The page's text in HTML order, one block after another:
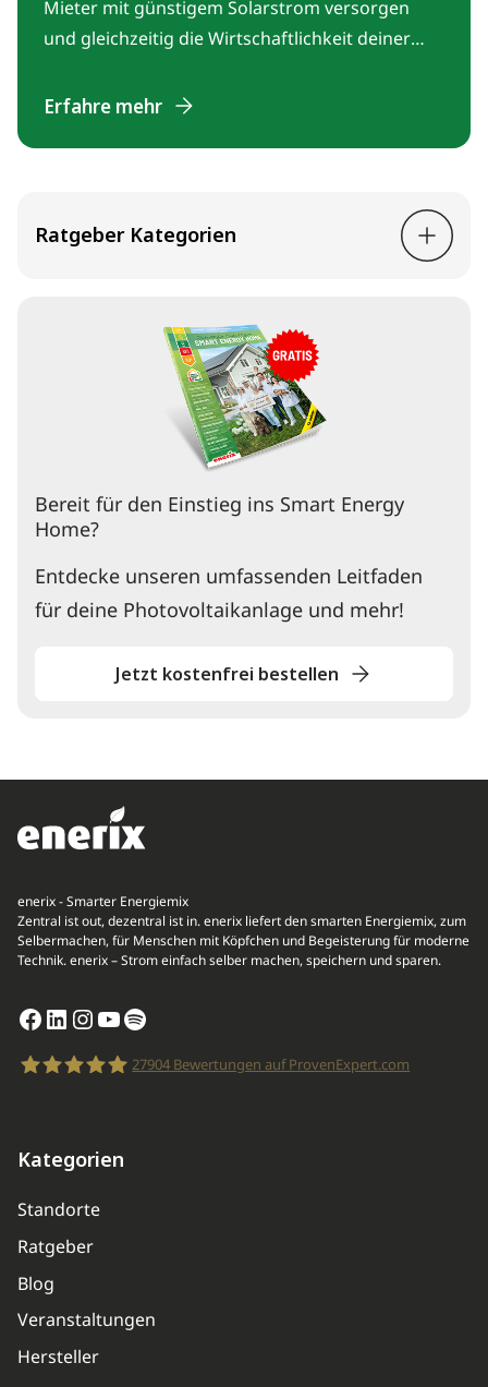
Mieter mit günstigem Solarstrom versorgen
und gleichzeitig die Wirtschaftlichkeit deiner
Mieterstrom Modell – EEG, GGV oder
Erfahre mehr
Ratgeber Kategorien
Bereit für den Einstieg ins Smart Energy
Home?
Entdecke unseren umfassenden Leitfaden
für deine Photovoltaikanlage und mehr!
Jetzt kostenfrei bestellen
enerix - Smarter Energiemix
Zentral ist out, dezentral ist in. enerix liefert den smarten Energiemix, zum
Selbermachen, für Menschen mit Köpfchen und Begeisterung für moderne
Technik. enerix – Strom einfach selber machen, speichern und sparen.
Facebook
LinkedIn
Instagram
YouTube
Spotify
27904Bewertungen auf ProvenExpert.com
Kategorien
Standorte
Ratgeber
Blog
Veranstaltungen
Hersteller